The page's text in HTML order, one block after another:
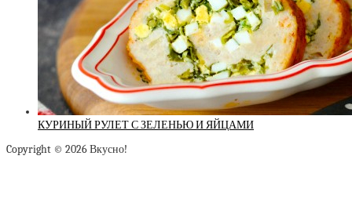
КУРИНЫЙ РУЛЕТ С ЗЕЛЕНЬЮ И ЯЙЦАМИ
Copyright © 2026 Вкусно!